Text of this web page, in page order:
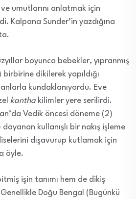
ve umutlarını anlatmak için
Kalpana Sunder’in yazdığına
boyunca bebekler, yıpranmış
birbirine dikilerek yapıldığı
kundaklanıyordu. Eve
kantha kilimler yere serilirdi.
Vedik öncesi döneme (2)
kullanışlı bir nakış işleme
dışavurup kutlamak için
öyle.
işin tanımı hem de dikiş
Doğu Bengal (Bugünkü